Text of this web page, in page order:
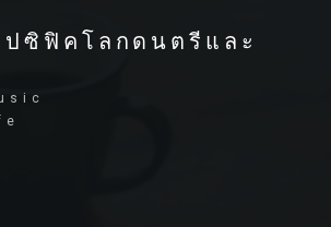
ปซิฟิคโลกดนตรีและ